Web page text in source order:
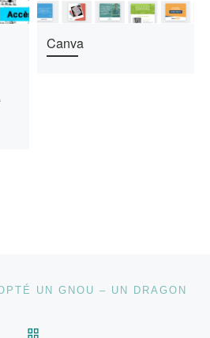
Canva
articles
UN GNOU – UN DRAGON